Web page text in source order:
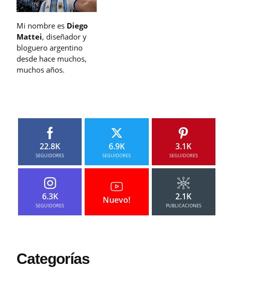
Mi nombre es Diego
Mattei, diseñador y
bloguero argentino
desde hace muchos,
muchos años.
22.8K
SEGUIDORES
6.9K
SEGUIDORES
3.1K
SEGUIDORES
6.3K
SEGUIDORES
Nuevo! 2.1K
PUBLICACIONES
Categorías